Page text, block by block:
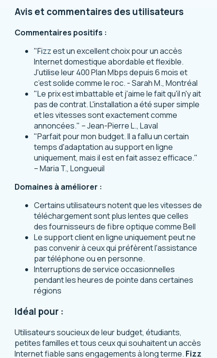
Avis et commentaires des utilisateurs
Commentaires positifs :
"Fizz est un excellent choix pour un accès
Internet domestique abordable et flexible.
J'utilise leur 400 Plan Mbps depuis 6 mois et
c’est solide comme le roc. - Sarah M., Montréal
"Le prix est imbattable et j'aime le fait qu'il n'y ait
pas de contrat. L'installation a été super simple
et les vitesses sont exactement comme
annoncées." – Jean-Pierre L., Laval
"Parfait pour mon budget. Il a fallu un certain
temps d'adaptation au support en ligne
uniquement, mais il est en fait assez efficace."
– Maria T., Longueuil
Domaines à améliorer :
Certains utilisateurs notent que les vitesses de
téléchargement sont plus lentes que celles
des fournisseurs de fibre optique comme Bell
Le support client en ligne uniquement peut ne
pas convenir à ceux qui préfèrent l'assistance
par téléphone ou en personne.
Interruptions de service occasionnelles
pendant les heures de pointe dans certaines
régions
Idéal pour :
Utilisateurs soucieux de leur budget, étudiants,
petites familles et tous ceux qui souhaitent un accès
Internet fiable sans engagements à long terme. Fizz